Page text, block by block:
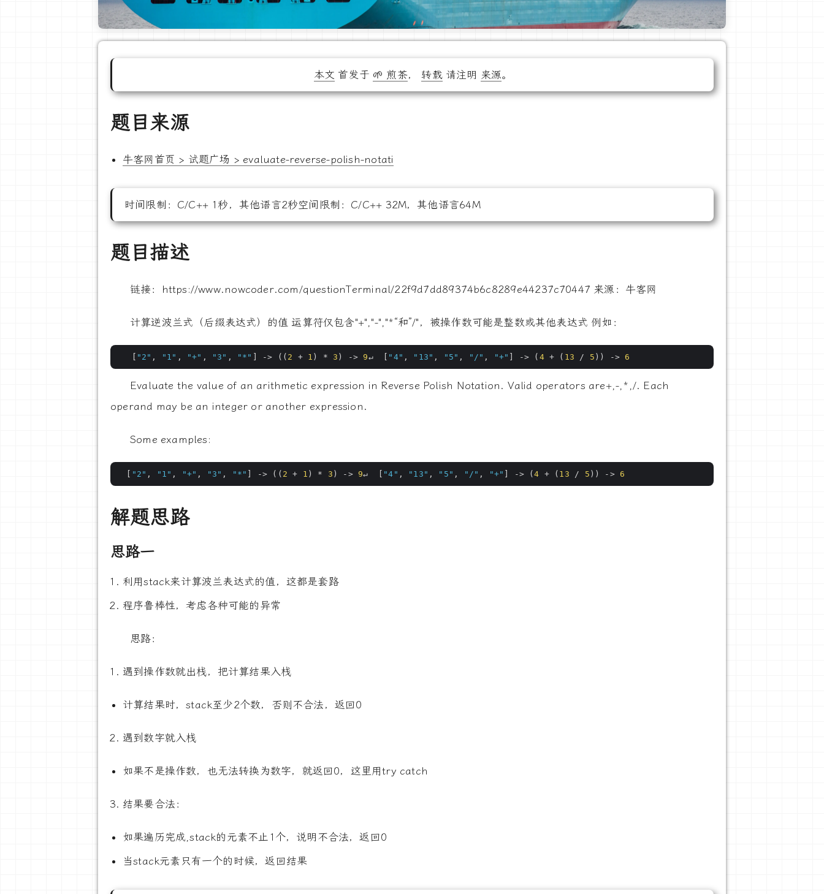
本文 首发于 🌱 煎茶，转载请注明 来源。
题目来源
牛客网首页 > 试题广场 > evaluate-reverse-polish-notati
时间限制：C/C++ 1秒，其他语言2秒空间限制：C/C++ 32M，其他语言64M
题目描述
链接：https://www.nowcoder.com/questionTerminal/22f9d7dd89374b6c8289e44237c70447 来源：牛客网
计算逆波兰式（后缀表达式）的值 运算符仅包含"+","-","*“和”/"，被操作数可能是整数或其他表达式 例如：
"2" , "1" , "+" , "3" , "*" ] -> (( 2 + 1 ) * 3 ) -> 9↵  [ "4" , "13" , "5" , "/" , "+" ] -> ( 4 + ( 13 / 5 )) -> 6
Evaluate the value of an arithmetic expression in Reverse Polish Notation. Valid operators are+,-,*,/. Each
operand may be an integer or another expression.
Some examples:
"2" , "1" , "+" , "3" , "*" ] -> (( 2 + 1 ) * 3 ) -> 9↵  [ "4" , "13" , "5" , "/" , "+" ] -> (4 + ( 13 / 5 )) -> 6
解题思路
思路一
利用stack来计算波兰表达式的值，这都是套路
程序鲁棒性，考虑各种可能的异常
思路：
遇到操作数就出栈，把计算结果入栈
计算结果时，stack至少2个数，否则不合法，返回0
遇到数字就入栈
如果不是操作数，也无法转换为数字，就返回0，这里用try catch
结果要合法：
如果遍历完成,stack的元素不止1个，说明不合法，返回0
当stack元素只有一个的时候，返回结果